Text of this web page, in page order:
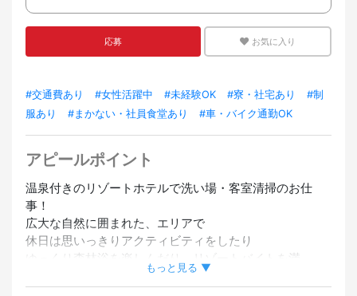
応募 お気に入り
#交通費あり #女性活躍中 #未経験OK #寮・社宅あり
#制
服あり
#まかない・社員食堂あり #車・バイク通勤OK
アピールポイント
温泉付きのリゾートホテルで洗い場・客室清掃のお仕
事！
広大な自然に囲まれた、エリアで
休日は思いっきりアクティビティをしたり
ゆっくり森林浴を楽しんだり、リゾートバイトを満
もっと見る ▼